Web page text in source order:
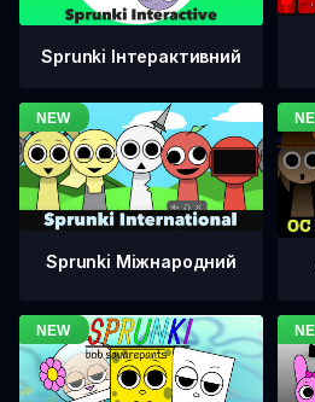
Sprunki Інтерактивний
Sprunki Міжнародний